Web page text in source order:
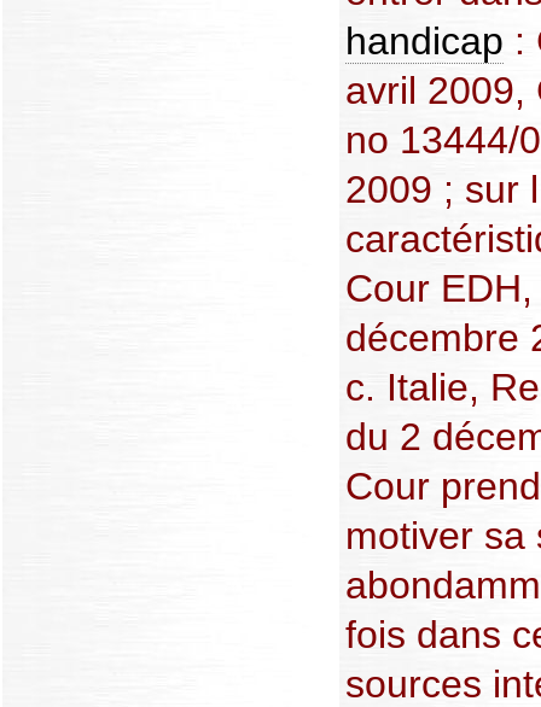
handicap :
avril 2009,
no 13444/
2009 ; sur
Cour
décembre
c. Italie,
du 2
Cour
motiver sa
fois dans
sources